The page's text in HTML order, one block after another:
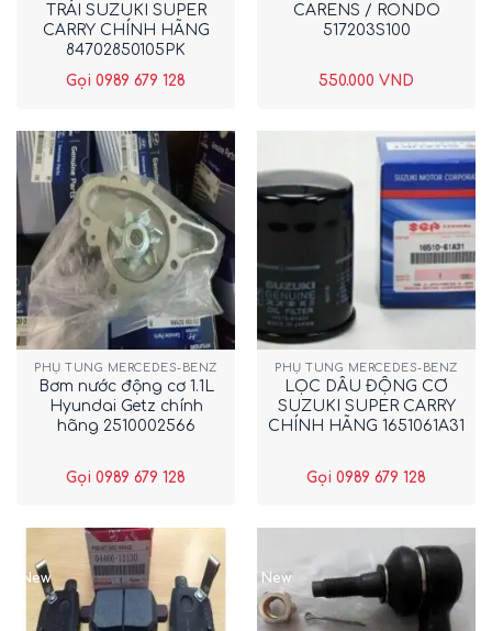
TRÁI SUZUKI SUPER
CARRY CHÍNH HÃNG
84702850105PK
Gọi 0989 679 128
CARENS / RONDO
517203S100
550.000 VND
PHỤ TÙNG MERCEDES-BENZ
Bơm nước động cơ 1.1L
Hyundai Getz chính
hãng 2510002566
Gọi 0989 679 128
PHỤ TÙNG MERCEDES-BENZ
LỌC DẦU ĐỘNG CƠ
SUZUKI SUPER CARRY
CHÍNH HÃNG 1651061A31
Gọi 0989 679 128
New New